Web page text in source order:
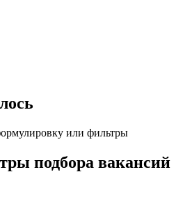
или фильтры
подбора вакансий